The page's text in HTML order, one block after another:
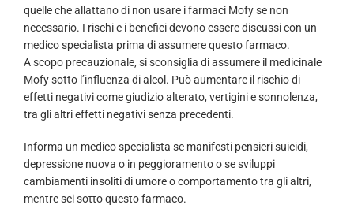
quelle che allattano di non usare i farmaci Mofy se non
necessario. I rischi e i benefici devono essere discussi con un
medico specialista prima di assumere questo farmaco.
A scopo precauzionale, si sconsiglia di assumere il medicinale
Mofy sotto l’influenza di alcol. Può aumentare il rischio di
effetti negativi come giudizio alterato, vertigini e sonnolenza,
tra gli altri effetti negativi senza precedenti.
Informa un medico specialista se manifesti pensieri suicidi,
depressione nuova o in peggioramento o se sviluppi
cambiamenti insoliti di umore o comportamento tra gli altri,
mentre sei sotto questo farmaco.